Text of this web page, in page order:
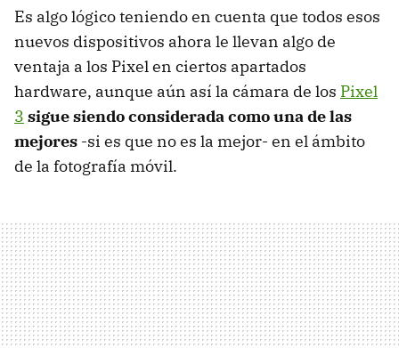
Es algo lógico teniendo en cuenta que todos esos
nuevos dispositivos ahora le llevan algo de
ventaja a los Pixel en ciertos apartados
hardware, aunque aún así la cámara de los Pixel
3 sigue siendo considerada como una de las
mejores -si es que no es la mejor- en el ámbito
de la fotografía móvil.